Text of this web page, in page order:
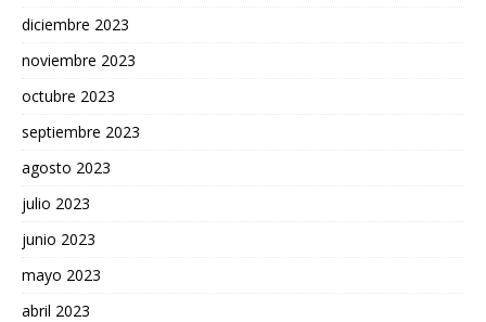
diciembre 2023
noviembre 2023
octubre 2023
septiembre 2023
agosto 2023
julio 2023
junio 2023
mayo 2023
abril 2023